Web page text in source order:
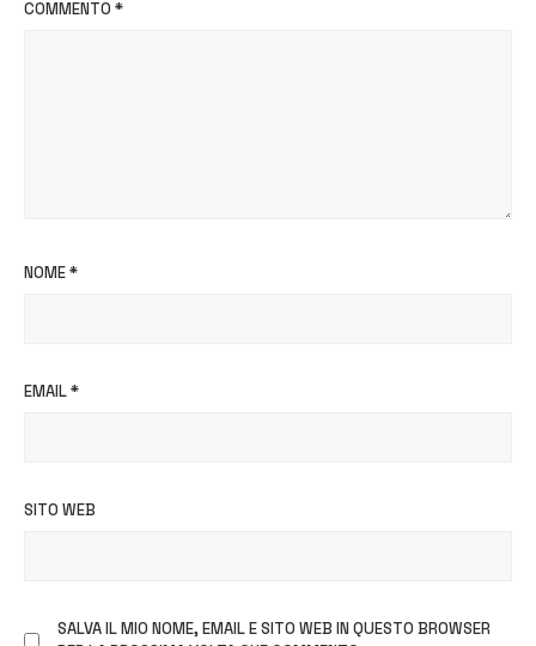
COMMENTO *
NOME*
EMAIL*
SITO WEB
SALVA IL MIO NOME, EMAIL E SITO WEB IN QUESTO BROWSER